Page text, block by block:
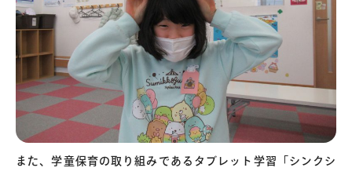
また、学童保育の取り組みであるタブレット学習「シンクシ